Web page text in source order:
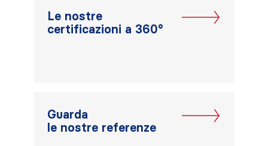
Le nostre
certificazioni a 360°
Guarda
le nostre referenze